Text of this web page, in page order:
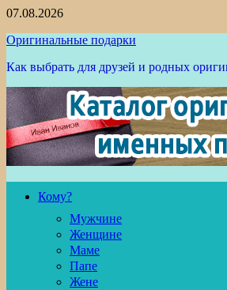
Перейти
содержимому
07.08.2026
Оригинальные подарки
Как выбрать для друзей и родных
Кому?
Мужчине
Женщине
Маме
Папе
Жене